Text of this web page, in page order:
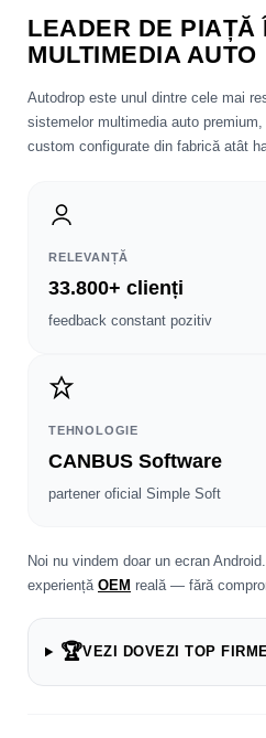
LEADER DE PIAȚĂ
MULTIMEDIA AUTO
Autodrop este unul dintre cele mai
sistemelor multimedia auto
custom configurate din fabrică atât
RELEVANȚĂ
33.800+ clienți
feedback constant pozitiv
TEHNOLOGIE
CANBUS Software
partener oficial Simple Soft
Noi nu vindem doar un ecran
experiență OEM reală — fără
🏆VEZI DOVEZI TOP